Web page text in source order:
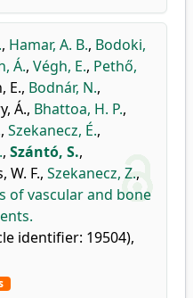
, Hamar, A. B., Bodoki,
Á., Végh, E., Pethő,
E., Bodnár, N.,
Á., Bhattoa, H. P.,
, Szekanecz, É.,
, Szántó, S.,
W. F., Szekanecz, Z.,
of vascular and bone
identifier: 19504),